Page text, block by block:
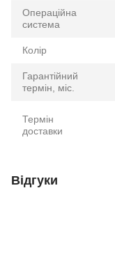
Операційна
система
Колір
Гарантійний
термін, міс.
Термін
доставки
Відгуки